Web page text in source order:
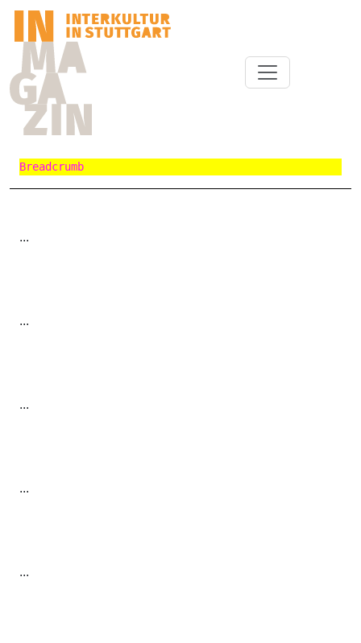
Breadcrumb
...
...
...
...
...